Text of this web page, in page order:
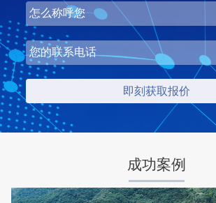
成功案例
湖北省荆州市 时产